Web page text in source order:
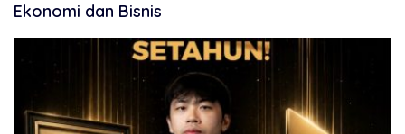
Ekonomi dan Bisnis